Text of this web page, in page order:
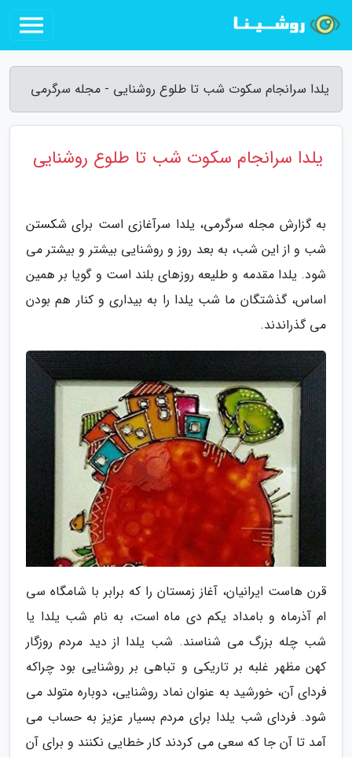
یلدا سرانجام سکوت شب تا طلوع روشنایی - مجله سرگرمی
یلدا سرانجام سکوت شب تا طلوع روشنایی
به گزارش مجله سرگرمی، یلدا سرآغازی است برای شکستن
شب و از این شب، به بعد روز و روشنایی بیشتر و بیشتر می
شود. یلدا مقدمه و طلیعه روزهای بلند است و گویا بر همین
اساس، گذشتگان ما شب یلدا را به بیداری و کنار هم بودن
می گذراندند.
قرن هاست ایرانیان، آغاز زمستان را که برابر با شامگاه سی
ام آذرماه و بامداد یکم دی ماه است، به نام شب یلدا یا
شب چله بزرگ می شناسند. شب یلدا از دید مردم روزگار
کهن مظهر غلبه بر تاریکی و تباهی بر روشنایی بود چراکه
فردای آن، خورشید به عنوان نماد روشنایی، دوباره متولد می
شود. فردای شب یلدا برای مردم بسیار عزیز به حساب می
آمد تا آن جا که سعی می کردند کار خطایی نکنند و برای آن